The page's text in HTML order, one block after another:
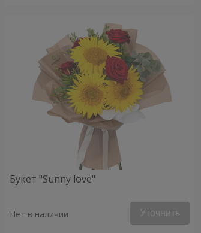
Букет "Sunny love"
Нет в наличии Уточнить